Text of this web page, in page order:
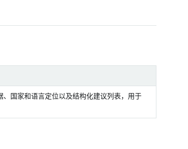
国家和语言定位以及结构化建议列表，用于